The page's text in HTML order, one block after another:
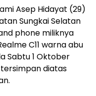
Asep Hidayat (29)
Sungkai Selatan
phone miliknya
C11 warna abu
Sabtu 1 Oktober
diatas